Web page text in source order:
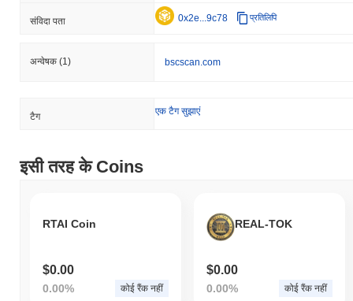
संविदा पता 0x2e...9c78 प्रतिलिपि
अन्वेषक (1) bscscan.com
टैग एक टैग सुझाएं
इसी तरह के Coins
RTAI Coin
$0.00
0.00% कोई रैंक नहीं
REAL-TOK
$0.00
0.00% कोई रैंक नहीं